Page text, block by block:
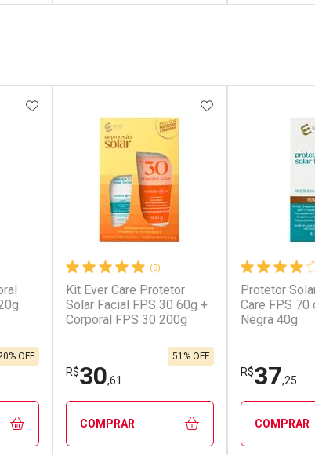
Ativar Desconto
Por R$ 311,90/cada
Por R$ 311,90/cada
Ativar
Por R$
Por R$
OFF
ADICIONAR AOS FAVORITOS
(9)
Kit Ever Care Protetor
Solar Facial FPS 30 60g +
Corporal FPS 30 200g
R$30,61
51% OFF
ADICIONAR AOS
COMPRAR
Protetor
Care FPS 70
Negra 40g
R$37,25
COMPRAR